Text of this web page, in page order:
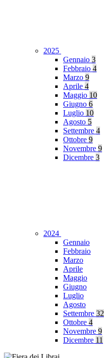
2025
Gennaio 3
Febbraio 4
Marzo 9
Aprile 4
Maggio 10
Giugno 6
Luglio 10
Agosto 5
Settembre 4
Ottobre 9
Novembre 9
Dicembre 3
2024
Gennaio
Febbraio
Marzo
Aprile
Maggio
Giugno
Luglio
Agosto
Settembre 32
Ottobre 4
Novembre 9
Dicembre 11